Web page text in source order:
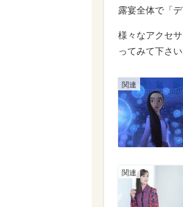
露宴全体で「
様々なアクセ
ってみて下さい